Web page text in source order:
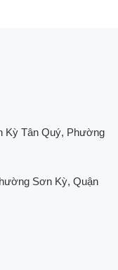
Kỳ Tân Quý, Phường
Sơn Kỳ, Quận